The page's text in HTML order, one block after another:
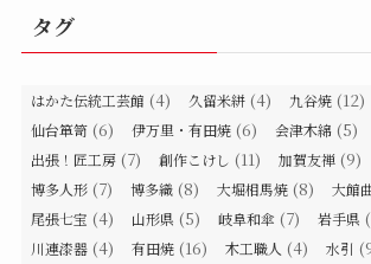
タグ
はかた伝統工芸館 (4) 久留米絣 (4) 九谷焼 (12)
仙台箪笥 (6) 伊万里・有田焼 (6) 会津木綿 (5)
出張！匠工房 (7) 創作こけし (11) 加賀友禅 (9)
博多人形 (7) 博多織 (8) 大堀相馬焼 (8) 大館
尾張七宝 (4) 山形県 (5) 岐阜和傘 (7) 岩手県
川連漆器 (4) 有田焼 (16) 木工職人 (4) 水引